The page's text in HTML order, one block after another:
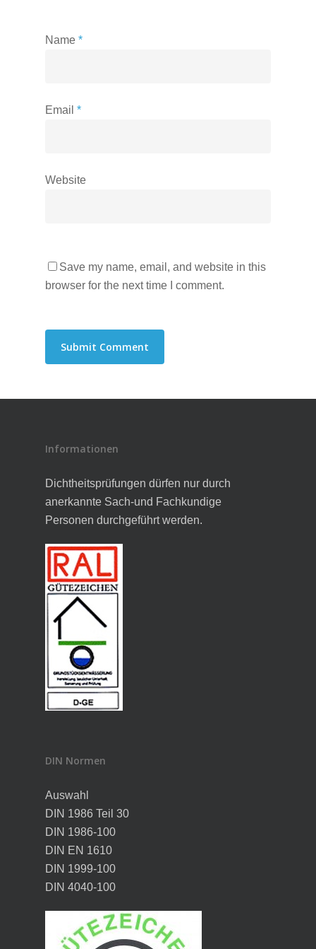
Name *
Email *
Website
Save my name, email, and website in this
browser for the next time I comment.
Informationen
Dichtheitsprüfungen dürfen nur durch
anerkannte Sach-und Fachkundige
Personen durchgeführt werden.
DIN Normen
Auswahl
DIN 1986 Teil 30
DIN 1986-100
DIN EN 1610
DIN 1999-100
DIN 4040-100